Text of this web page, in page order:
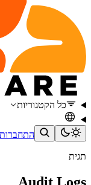
כל הקטגוריות
התחברות
תגית